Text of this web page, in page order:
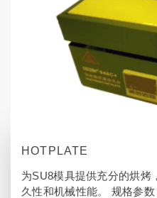
HOTPLATE
为SU8模具提供充分的烘烤
久性和机械性能。 规格参